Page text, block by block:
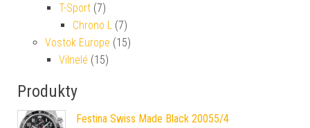
T-Sport (7)
Chrono L (7)
Vostok Europe (15)
Vilnelé (15)
Produkty
Festina Swiss Made Black 20055/4